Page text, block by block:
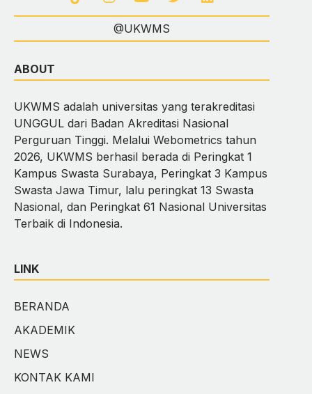
@UKWMS
ABOUT
UKWMS adalah universitas yang terakreditasi
UNGGUL dari Badan Akreditasi Nasional
Perguruan Tinggi. Melalui Webometrics tahun
2026, UKWMS berhasil berada di Peringkat 1
Kampus Swasta Surabaya, Peringkat 3 Kampus
Swasta Jawa Timur, lalu peringkat 13 Swasta
Nasional, dan Peringkat 61 Nasional Universitas
Terbaik di Indonesia.
LINK
BERANDA
AKADEMIK
NEWS
KONTAK KAMI